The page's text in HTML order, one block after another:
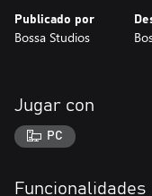
Bossa Labs es mucho
compañeros cirujanos, y
quirúrgica con esos
Desde estaciones
bolos y ferias, tus
increíbles e
días, hay más niveles y
Publicado por
Bossa Studios
Jugar con
PC
Funcionalidades